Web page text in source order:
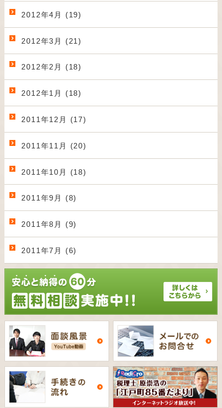
2012年4月 (19)
2012年3月 (21)
2012年2月 (18)
2012年1月 (18)
2011年12月 (17)
2011年11月 (20)
2011年10月 (18)
2011年9月 (8)
2011年8月 (9)
2011年7月 (6)